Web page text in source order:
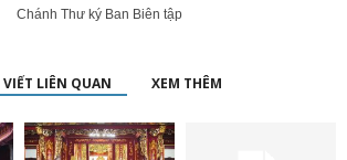
Chánh Thư ký Ban Biên tập
VIẾT LIÊN QUAN XEM THÊM